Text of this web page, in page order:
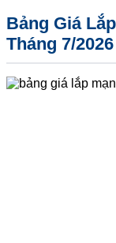
Bảng Giá
Tháng 7/2026